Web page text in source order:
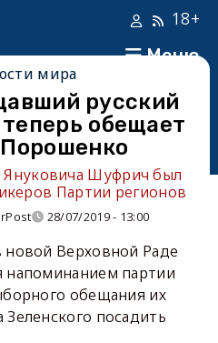
Меню
18+
мира
русский
обещает
Януковича Шуфрич был
Партии регионов
28/07/2019 - 13:00
Верховной Раде
напоминанием партии
обещания их
посадить